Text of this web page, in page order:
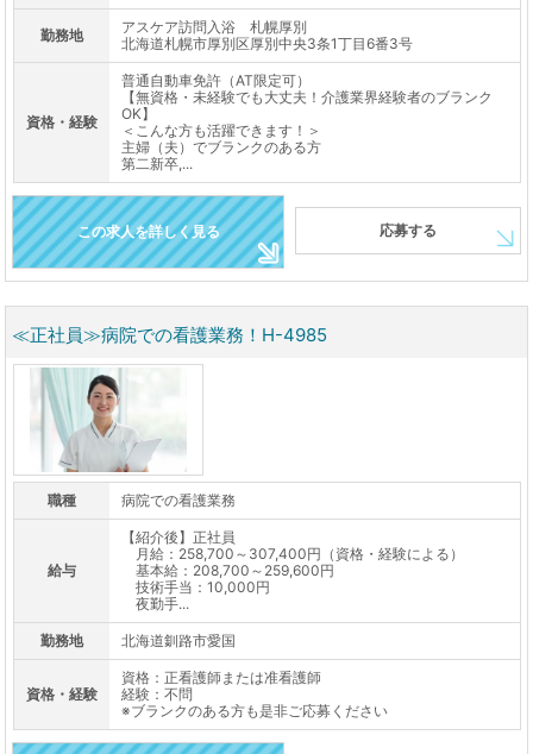
勤務地
アスケア訪問入浴 札幌厚別
北海道札幌市厚別区厚別中央3条1丁目6番3号
資格・経験
普通自動車免許（AT限定可）
【無資格・未経験でも大丈夫！介護業界経験者のブランク
OK】
＜こんな方も活躍できます！＞
主婦（夫）でブランクのある方
第二新卒,...
この求人を詳しく見る 応募する
≪正社員≫病院での看護業務！H-4985
職種 病院での看護業務
給与
【紹介後】正社員
月給：258,700～307,400円（資格・経験による）
基本給：208,700～259,600円
技術手当：10,000円
夜勤手...
勤務地 北海道釧路市愛国
資格・経験
資格：正看護師または准看護師
経験：不問
※ブランクのある方も是非ご応募ください